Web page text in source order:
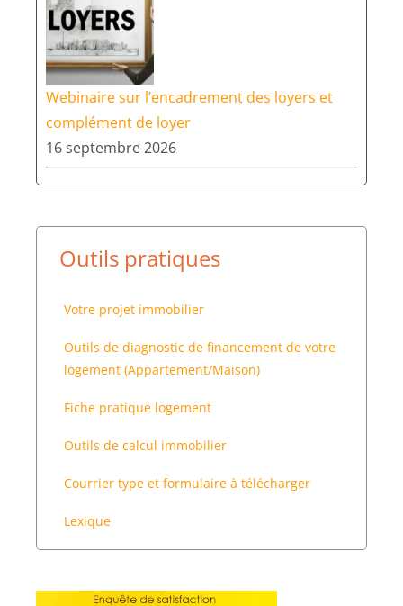
Webinaire sur l’encadrement des loyers et
complément de loyer
16 septembre 2026
Outils pratiques
Votre projet immobilier
Outils de diagnostic de financement de votre
logement (Appartement/Maison)
Fiche pratique logement
Outils de calcul immobilier
Courrier type et formulaire à télécharger
Lexique